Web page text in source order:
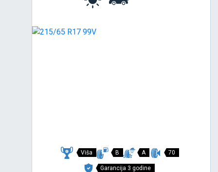
Viša B A 70
Garancija 3 godine